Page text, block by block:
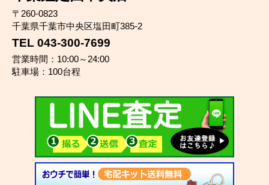
〒260-0823
千葉県千葉市中央区塩田町385-2
TEL 043-300-7699
営業時間：10:00～24:00
駐車場：100台程